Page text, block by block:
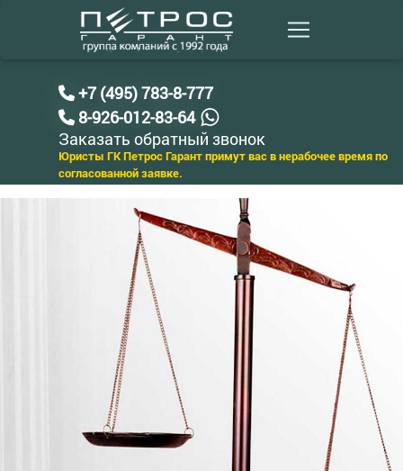
+7 (495) 783-8-777
8-926-012-83-64
Заказать обратный звонок
Юристы ГК Петрос Гарант примут вас в нерабочее время по
согласованной заявке.